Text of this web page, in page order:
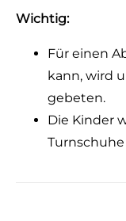
Wichtig:
Für einen
kann, wird
gebeten.
Die Kinder